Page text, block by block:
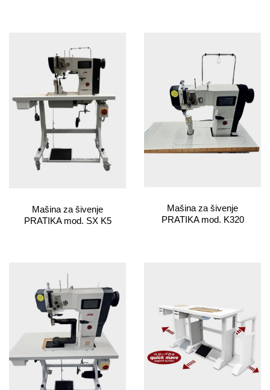
Mašina za šivenje
PRATIKA mod. SX K5
Mašina za šivenje
PRATIKA mod. K320